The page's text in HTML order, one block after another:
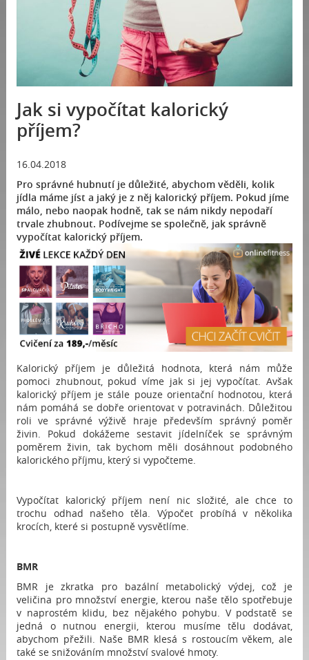
Jak si vypočítat kalorický
příjem?
16.04.2018
Pro správné hubnutí je důležité, abychom věděli, kolik
jídla máme jíst a jaký je z něj kalorický příjem. Pokud jíme
málo, nebo naopak hodně, tak se nám nikdy nepodaří
trvale zhubnout. Podívejme se společně, jak správně
vypočítat kalorický příjem.
Kalorický příjem je důležitá hodnota, která nám může
pomoci zhubnout, pokud víme jak si jej vypočítat. Avšak
kalorický příjem je stále pouze orientační hodnotou, která
nám pomáhá se dobře orientovat v potravinách. Důležitou
roli ve správné výživě hraje především správný poměr
živin. Pokud dokážeme sestavit jídelníček se správným
poměrem živin, tak bychom měli dosáhnout podobného
kalorického příjmu, který si vypočteme.
Vypočítat kalorický příjem není nic složité, ale chce to
trochu odhad našeho těla. Výpočet probíhá v několika
krocích, které si postupně vysvětlíme.
BMR
BMR je zkratka pro bazální metabolický výdej, což je
veličina pro množství energie, kterou naše tělo spotřebuje
v naprostém klidu, bez nějakého pohybu. V podstatě se
jedná o nutnou energii, kterou musíme tělu dodávat,
abychom přežili. Naše BMR klesá s rostoucím věkem, ale
také se snižováním množství svalové hmoty.